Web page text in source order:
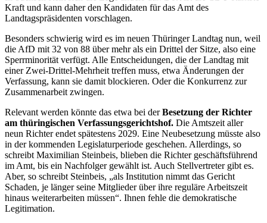
Kraft und kann daher den Kandidaten für das Amt des
Landtagspräsidenten vorschlagen.
Besonders schwierig wird es im neuen Thüringer Landtag nun, weil
die AfD mit 32 von 88 über mehr als ein Drittel der Sitze, also eine
Sperrminorität verfügt. Alle Entscheidungen, die der Landtag mit
einer Zwei-Drittel-Mehrheit treffen muss, etwa Änderungen der
Verfassung, kann sie damit blockieren. Oder die Konkurrenz zur
Zusammenarbeit zwingen.
Relevant werden könnte das etwa bei derBesetzung der Richter
am thüringischen Verfassungsgerichtshof. Die Amtszeit aller
neun Richter endet spätestens 2029. Eine Neubesetzung müsste also
in der kommenden Legislaturperiode geschehen. Allerdings, so
schreibt Maximilian Steinbeis, blieben die Richter geschäftsführend
im Amt, bis ein Nachfolger gewählt ist. Auch Stellvertreter gibt es.
Aber, so schreibt Steinbeis, „als Institution nimmt das Gericht
Schaden, je länger seine Mitglieder über ihre reguläre Arbeitszeit
hinaus weiterarbeiten müssen“. Ihnen fehle die demokratische
Legitimation.